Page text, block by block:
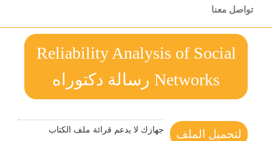
تواصل معنا
Reliability Analysis of Social
Networks رسالة دكتوراه
لتحميل الملف جهازك لا يدعم قرائة ملف الكتاب